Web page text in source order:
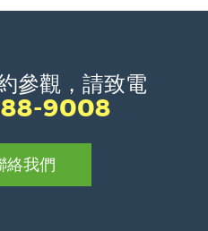
參觀，請致電
9008
絡我們